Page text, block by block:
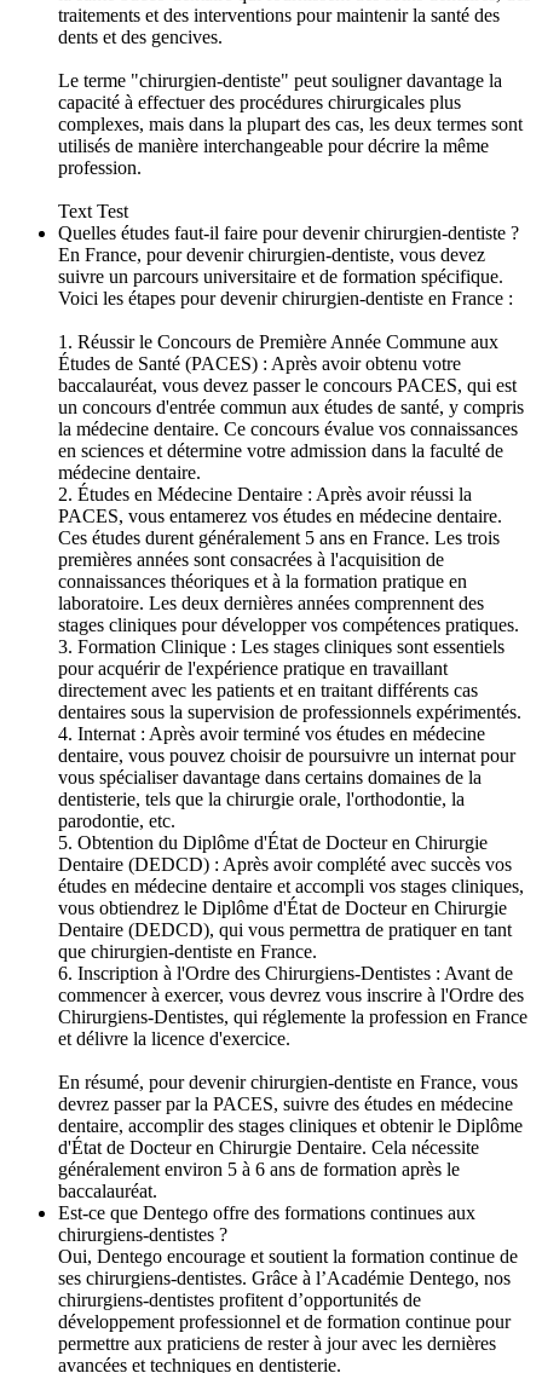
traitements et des interventions pour maintenir la santé des
dents et des gencives.
Le terme "chirurgien-dentiste" peut souligner davantage la
capacité à effectuer des procédures chirurgicales plus
complexes, mais dans la plupart des cas, les deux termes sont
utilisés de manière interchangeable pour décrire la même
profession.
Text Test
Quelles études faut-il faire pour devenir chirurgien-dentiste ?
En France, pour devenir chirurgien-dentiste, vous devez
suivre un parcours universitaire et de formation spécifique.
Voici les étapes pour devenir chirurgien-dentiste en France :
1. Réussir le Concours de Première Année Commune aux
Études de Santé (PACES) : Après avoir obtenu votre
baccalauréat, vous devez passer le concours PACES, qui est
un concours d'entrée commun aux études de santé, y compris
la médecine dentaire. Ce concours évalue vos connaissances
en sciences et détermine votre admission dans la faculté de
médecine dentaire.
2. Études en Médecine Dentaire : Après avoir réussi la
PACES, vous entamerez vos études en médecine dentaire.
Ces études durent généralement 5 ans en France. Les trois
premières années sont consacrées à l'acquisition de
connaissances théoriques et à la formation pratique en
laboratoire. Les deux dernières années comprennent des
stages cliniques pour développer vos compétences pratiques.
3. Formation Clinique : Les stages cliniques sont essentiels
pour acquérir de l'expérience pratique en travaillant
directement avec les patients et en traitant différents cas
dentaires sous la supervision de professionnels expérimentés.
4. Internat : Après avoir terminé vos études en médecine
dentaire, vous pouvez choisir de poursuivre un internat pour
vous spécialiser davantage dans certains domaines de la
dentisterie, tels que la chirurgie orale, l'orthodontie, la
parodontie, etc.
5. Obtention du Diplôme d'État de Docteur en Chirurgie
Dentaire (DEDCD) : Après avoir complété avec succès vos
études en médecine dentaire et accompli vos stages cliniques,
vous obtiendrez le Diplôme d'État de Docteur en Chirurgie
Dentaire (DEDCD), qui vous permettra de pratiquer en tant
que chirurgien-dentiste en France.
6. Inscription à l'Ordre des Chirurgiens-Dentistes : Avant de
commencer à exercer, vous devrez vous inscrire à l'Ordre des
Chirurgiens-Dentistes, qui réglemente la profession en France
et délivre la licence d'exercice.
En résumé, pour devenir chirurgien-dentiste en France, vous
devrez passer par la PACES, suivre des études en médecine
dentaire, accomplir des stages cliniques et obtenir le Diplôme
d'État de Docteur en Chirurgie Dentaire. Cela nécessite
généralement environ 5 à 6 ans de formation après le
baccalauréat.
Est-ce que Dentego offre des formations continues aux
chirurgiens-dentistes ?
Oui, Dentego encourage et soutient la formation continue de
ses chirurgiens-dentistes. Grâce à l’Académie Dentego, nos
chirurgiens-dentistes profitent d’opportunités de
développement professionnel et de formation continue pour
permettre aux praticiens de rester à jour avec les dernières
avancées et techniques en dentisterie.